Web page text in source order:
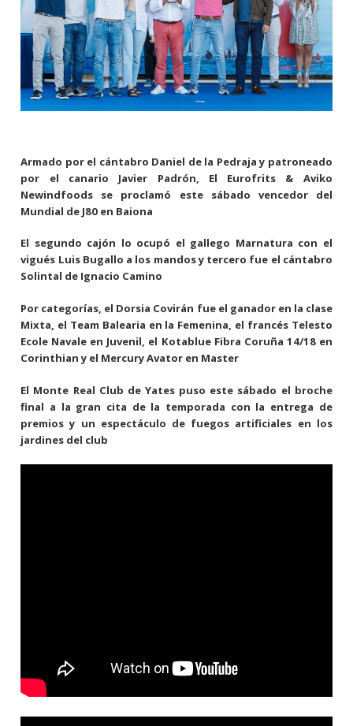
Armado por el cántabro Daniel de la Pedraja y patroneado
por el canario Javier Padrón, El Eurofrits & Aviko
Newindfoods se proclamó este sábado vencedor del
Mundial de J80 en Baiona
El segundo cajón lo ocupó el gallego Marnatura con el
vigués Luis Bugallo a los mandos y tercero fue el cántabro
Solintal de Ignacio Camino
Por categorías, el Dorsia Covirán fue el ganador en la clase
Mixta, el Team Balearia en la Femenina, el francés Telesto
Ecole Navale en Juvenil, el Kotablue Fibra Coruña 14/18 en
Corinthian y el Mercury Avator en Master
El Monte Real Club de Yates puso este sábado el broche
final a la gran cita de la temporada con la entrega de
premios y un espectáculo de fuegos artificiales en los
jardines del club